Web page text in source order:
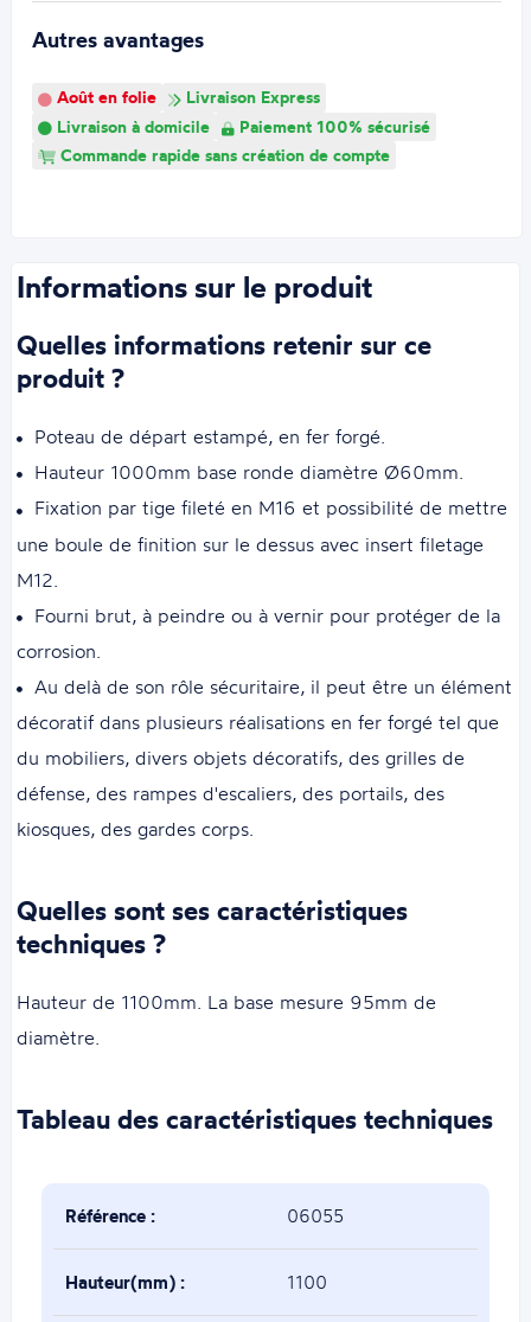
Autres avantages
Août en folie
Livraison Express
Livraison à domicile
Paiement 100% sécurisé
Commande rapide sans création de compte
Informations sur le produit
Quelles informations retenir sur ce
produit ?
Poteau de départ estampé, en fer forgé.
Hauteur 1000mm base ronde diamètre Ø60mm.
Fixation par tige fileté en M16 et possibilité de mettre
une boule de finition sur le dessus avec insert filetage
M12.
Fourni brut, à peindre ou à vernir pour protéger de la
corrosion.
Au delà de son rôle sécuritaire, il peut être un élément
décoratif dans plusieurs réalisations en fer forgé tel que
du mobiliers, divers objets décoratifs, des grilles de
défense, des rampes d'escaliers, des portails, des
kiosques, des gardes corps.
Quelles sont ses caractéristiques
techniques ?
Hauteur de 1100mm. La base mesure 95mm de
diamètre.
Tableau des caractéristiques techniques
Référence : 06055
Hauteur(mm) : 1100